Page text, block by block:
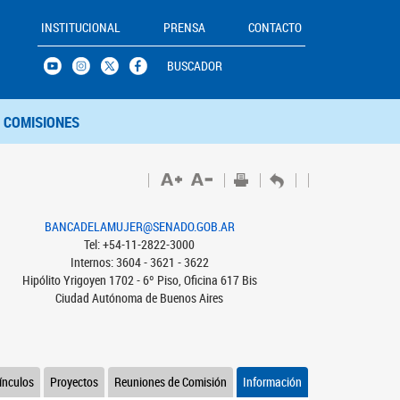
INSTITUCIONAL PRENSA CONTACTO
BUSCADOR
COMISIONES
BANCADELAMUJER@SENADO.GOB.AR
Tel: +54-11-2822-3000
Internos: 3604 - 3621 - 3622
Hipólito Yrigoyen 1702 - 6º Piso, Oficina 617 Bis
Ciudad Autónoma de Buenos Aires
Información
Reuniones de Comisión
Proyectos